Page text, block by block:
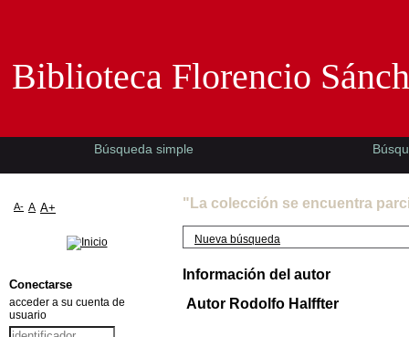
"La colección se encuentra
Nueva búsqueda
Información del autor
Autor Rodolfo Halffter
Biblioteca Florencio
Búsqueda simple
A- A A+
Conectarse
acceder a su cuenta de
usuario